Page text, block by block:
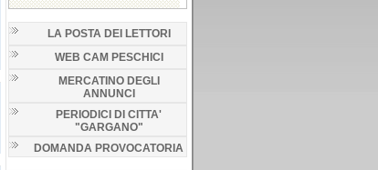
LA POSTA DEI LETTORI
WEB CAM PESCHICI
MERCATINO DEGLI
ANNUNCI
PERIODICI DI CITTA'
"GARGANO"
DOMANDA PROVOCATORIA